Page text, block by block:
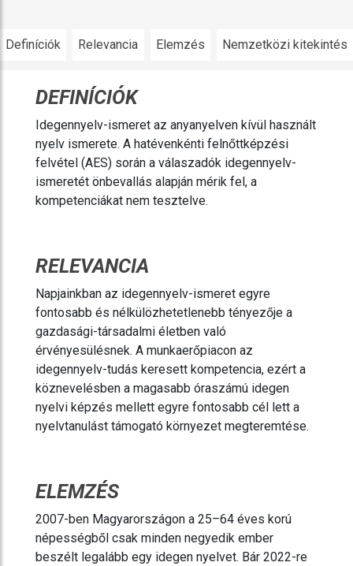
Definíciók Relevancia Elemzés Nemzetközi kitekintés
DEFINÍCIÓK
Idegennyelv-ismeret az anyanyelven kívül használt
nyelv ismerete. A hatévenkénti felnőttképzési
felvétel (AES) során a válaszadók idegennyelv-
ismeretét önbevallás alapján mérik fel, a
kompetenciákat nem tesztelve.
RELEVANCIA
Napjainkban az idegennyelv-ismeret egyre
fontosabb és nélkülözhetetlenebb tényezője a
gazdasági-társadalmi életben való
érvényesülésnek. A munkaerőpiacon az
idegennyelv-tudás keresett kompetencia, ezért a
köznevelésben a magasabb óraszámú idegen
nyelvi képzés mellett egyre fontosabb cél lett a
nyelvtanulást támogató környezet megteremtése.
ELEMZÉS
2007-ben Magyarországon a 25–64 éves korú
népességből csak minden negyedik ember
beszélt legalább egy idegen nyelvet. Bár 2022-re